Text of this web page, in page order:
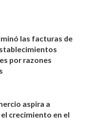
las facturas de
por razones
aspira a
crecimiento en el